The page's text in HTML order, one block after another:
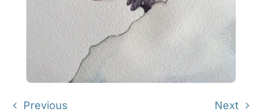
Previous Next